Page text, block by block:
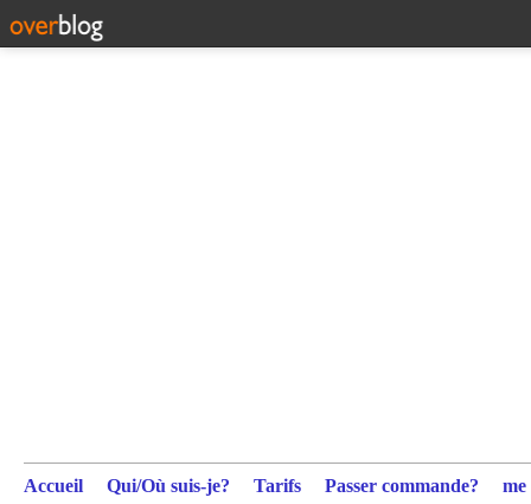
Accueil Qui/Où suis-je? Tarifs Passer commande?